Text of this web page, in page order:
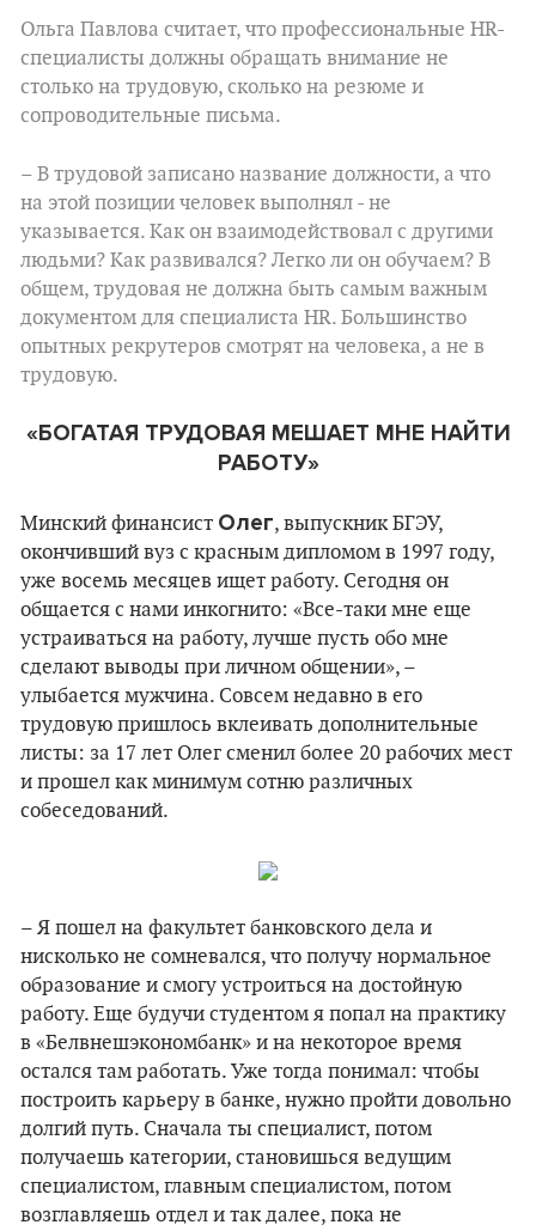
Ольга Павлова считает, что профессиональные HR-
cпециалисты должны обращать внимание не
столько на трудовую, сколько на резюме и
сопроводительные письма.
– В трудовой записано название должности, а что
на этой позиции человек выполнял - не
указывается. Как он взаимодействовал с другими
людьми? Как развивался? Легко ли он обучаем? В
общем, трудовая не должна быть самым важным
документом для специалиста HR. Большинство
опытных рекрутеров смотрят на человека, а не в
трудовую.
«БОГАТАЯ ТРУДОВАЯ МЕШАЕТ МНЕ НАЙТИ
РАБОТУ»
Минский финансист Олег, выпускник БГЭУ,
окончивший вуз с красным дипломом в 1997 году,
уже восемь месяцев ищет работу. Сегодня он
общается с нами инкогнито: «Все-таки мне еще
устраиваться на работу, лучше пусть обо мне
сделают выводы при личном общении», –
улыбается мужчина. Совсем недавно в его
трудовую пришлось вклеивать дополнительные
листы: за 17 лет Олег сменил более 20 рабочих мест
и прошел как минимум сотню различных
собеседований.
– Я пошел на факультет банковского дела и
нисколько не сомневался, что получу нормальное
образование и смогу устроиться на достойную
работу. Еще будучи студентом я попал на практику
в «Белвнешэкономбанк» и на некоторое время
остался там работать. Уже тогда понимал: чтобы
построить карьеру в банке, нужно пройти довольно
долгий путь. Сначала ты специалист, потом
получаешь категории, становишься ведущим
специалистом, главным специалистом, потом
возглавляешь отдел и так далее, пока не